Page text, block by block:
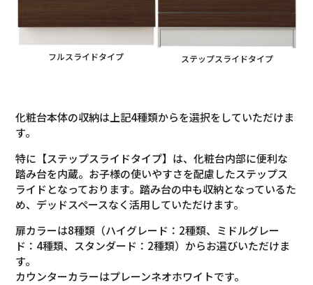
フルスライドタイプ ステップスライドタイプ
化粧台本体の収納は上記4種類からを選択をしていただけま
す。
特に【ステップスライドタイプ】は、化粧台内部に便利な
踏み台を内蔵。お子様の使いやすさを配慮したステップス
ライドとなっております。踏み台の中も収納となっているた
め、デッドスペースなく活用していただけます。
扉カラーは8種類（ハイグレード：2種類、ミドルグレー
ド：4種類、スタンダード：2種類）からお選びいただけま
す。
カウンターカラーはプレーンネオホワイトです。